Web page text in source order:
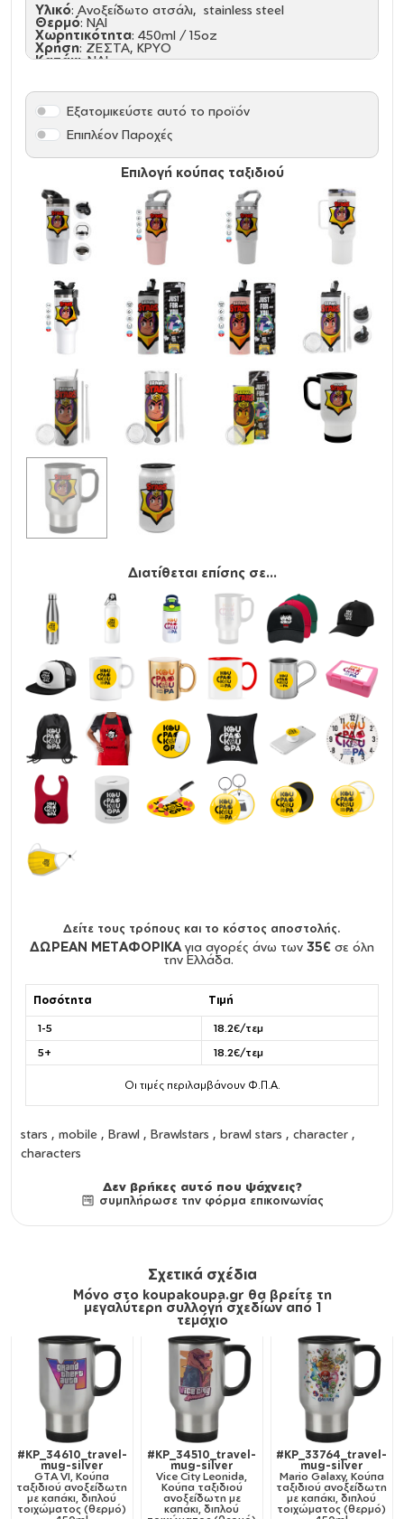
Υλικό: Ανοξείδωτο ατσάλι, stainless steel
Θερμό: ΝΑΙ
Χωρητικότητα: 450ml / 15oz
Χρήση: ΖΕΣΤΑ, ΚΡΥΟ
Καπάκι: NAI
Όξινα: ΝΑΙ
Παρατήρηση
: Τα παγούρια/θερμός με καπάκι που
διαθέτει ανοιγόμενα μέρη (στόμιο ή κουμπί) δεν
μόνο βασική προστασία από διαρροές και είναι πιθανό,
σε πλάγια ή ανάποδη θέση, καθώς και σε τσάντα με
έντονη κίνηση, να παρουσιαστούν διαρροές από το
καπάκι.
Επιλογή κούπας ταξιδιού
Εξατομικεύστε αυτό το προϊόν
Επιπλέον Παροχές
Διατίθεται επίσης σε...
Δείτε τους τρόπους και το κόστος αποστολής.
ΔΩΡΕΑΝ ΜΕΤΑΦΟΡΙΚΑ για αγορές άνω των 35€ σε όλη
την Ελλάδα.
Ποσότητα Τιμή
1-5
18.2€/τεμ
5+
18.2€/τεμ
Οι τιμές περιλαμβάνουν Φ.Π.Α.
stars , mobile , Brawl , Brawlstars , brawl stars , character ,
characters
Δεν βρήκες αυτό που ψάχνεις?
συμπλήρωσε την φόρμα επικοινωνίας
Σχετικά σχέδια
Μόνο στο koupakoupa.gr θα βρείτε τη
μεγαλύτερη συλλογή σχεδίων από 1
τεμάχιο
#KP_34610_travel-
mug-silver
GTA VI, Κούπα
ταξιδιού ανοξείδωτη
με καπάκι, διπλού
τοιχώματος (θερμό)
#KP_34510_travel-
mug-silver
Vice City Leonida,
Κούπα ταξιδιού
ανοξείδωτη με
καπάκι, διπλού
#KP_33764_travel-
mug-silver
Mario Galaxy, Κούπα
ταξιδιού ανοξείδωτη
με καπάκι, διπλού
τοιχώματος (θερμό)